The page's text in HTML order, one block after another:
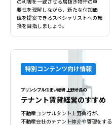
の利害を一致させる居抜き物件の重
要性を理解しながら、新たな付加価
値を提案できるスペシャリストへの転
換を目指しましょう。
特別コンテンツ向け情報
プリンシプル住まい総研 上野所長の
テナント賃貸経営のすすめ
不動産コンサルタント上野典行が、
不動産会社のテナント仲介や管理をする